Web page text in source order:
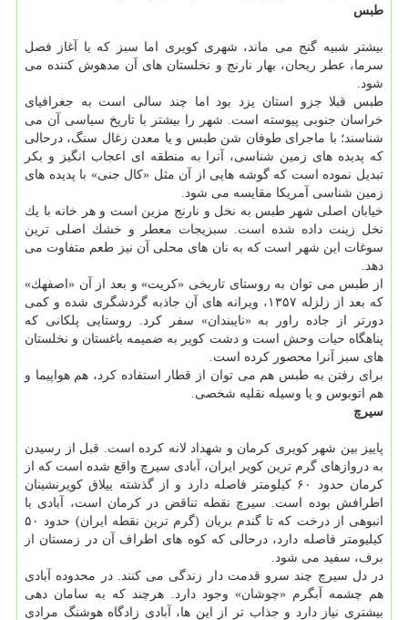
طبس
بیشتر شبیه گنج می ماند، شهری كویری اما سبز كه با آغاز فصل
سرما، عطر ریحان، بهار نارنج و نخلستان های آن مدهوش كننده می
شود.
طبس قبلا جزو استان یزد بود اما چند سالی است به جغرافیای
خراسان جنوبی پیوسته است. شهر را بیشتر با تاریخ سیاسی آن می
شناسند؛ با ماجرای طوفان شن طبس و یا معدن زغال سنگ، درحالی
كه پدیده های زمین شناسی، آنرا به منطقه ای اعجاب انگیز و بكر
تبدیل نموده است كه گوشه هایی از آن مثل «كال جنی» با پدیده های
زمین شناسی آمریكا مقایسه می شود.
خیابان اصلی شهر طبس به نخل و نارنج مزین است و هر خانه با یك
نخل زینت داده شده است. سبزیجات معطر و خشك اصلی ترین
سوغات این شهر است كه به نان های محلی آن نیز طعم متفاوت می
دهد.
از طبس می توان به روستای تاریخی «كریت» و بعد از آن «اصفهك»
كه بعد از زلزله ۱۳۵۷، ویرانه های آن جاذبه گردشگری شده و كمی
دورتر از جاده راور به «نایبندان» سفر كرد. روستایی پلكانی كه
پناهگاه حیات وحش است و دشت كویر به ضمیمه باغستان و نخلستان
های سبز آنرا محصور كرده است.
برای رفتن به طبس هم می توان از قطار استفاده كرد، هم هواپیما و
هم اتوبوس و یا وسیله نقلیه شخصی.
سیرچ
پاییز بین شهر كویری كرمان و شهداد لانه كرده است. قبل از رسیدن
به دروازهای گرم ترین كویر ایران، آبادی سیرچ واقع شده است كه از
كرمان حدود ۶۰ كیلومتر فاصله دارد و از گذشته ییلاق كویرنشینان
اطرافش بوده است. سیرچ نقطه تناقض در كرمان است، آبادی با
انبوهی از درخت كه تا گندم بریان (گرم ترین نقطه ایران) حدود ۵۰
كیلیومتر فاصله دارد، درحالی كه كوه های اطراف آن در زمستان از
برف، سفید می شود.
در دل سیرچ چند سرو قدمت دار زندگی می كنند. در محدوده آبادی
هم چشمه آبگرم «چوشان» وجود دارد. هرچند كه به سامان دهی
بیشتری نیاز دارد و جذاب تر از این ها، آبادی زادگاه هوشنگ مرادی